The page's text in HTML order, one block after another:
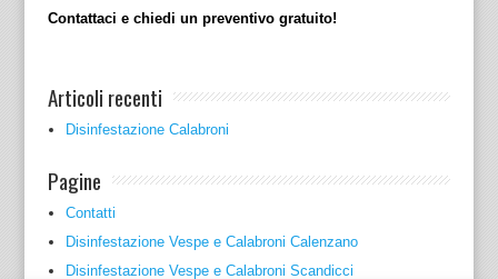
Contattaci e chiedi un preventivo gratuito!
Articoli recenti
Disinfestazione Calabroni
Pagine
Contatti
Disinfestazione Vespe e Calabroni Calenzano
Disinfestazione Vespe e Calabroni Scandicci